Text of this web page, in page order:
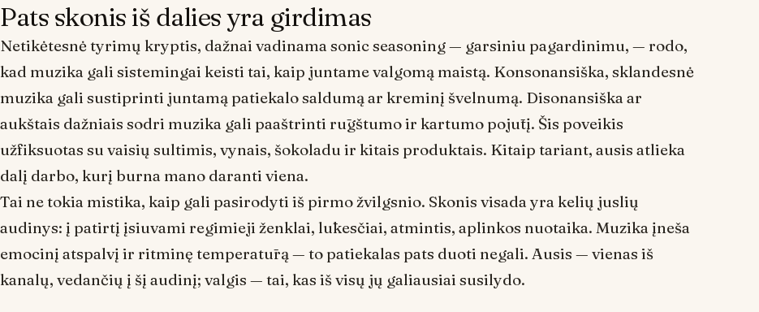
Pats skonis iš dalies yra girdimas
Netikėtesnė tyrimų kryptis, dažnai vadinama sonic seasoning— garsiniu pagardinimu, — rodo,
kad muzika gali sistemingai keisti tai, kaip juntame valgomą maistą. Konsonansiška, sklandesnė
muzika gali sustiprinti juntamą patiekalo saldumą ar kreminį švelnumą. Disonansiška ar
aukštais dažniais sodri muzika gali paaštrinti rūgštumo ir kartumo pojūtį. Šis poveikis
užfiksuotas su vaisių sultimis, vynais, šokoladu ir kitais produktais. Kitaip tariant, ausis atlieka
dalį darbo, kurį burna mano daranti viena.
Tai ne tokia mistika, kaip gali pasirodyti iš pirmo žvilgsnio. Skonis visada yra kelių juslių
audinys: į patirtį įsiuvami regimieji ženklai, lūkesčiai, atmintis, aplinkos nuotaika. Muzika įneša
emocinį atspalvį ir ritminę temperatūrą — to patiekalas pats duoti negali. Ausis — vienas iš
kanalų, vedančių į šį audinį; valgis — tai, kas iš visų jų galiausiai susilydo.